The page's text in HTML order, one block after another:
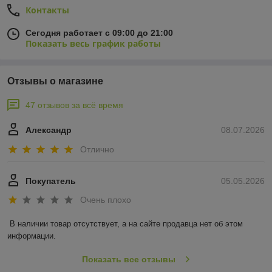
Контакты
Сегодня работает с 09:00 до 21:00
Показать весь график работы
Отзывы о магазине
47 отзывов за всё время
08.07.2026
Александр
Отлично
05.05.2026
Покупатель
Очень плохо
В наличии товар отсутствует, а на сайте продавца нет об этом
информации.
Показать все отзывы